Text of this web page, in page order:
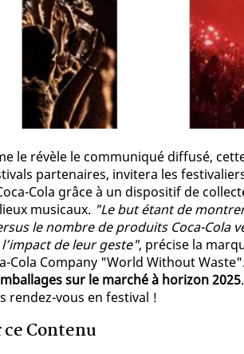
le révèle le communiqué diffusé,
partenaires, invitera les
Cola grâce à un dispositif de
musicaux. "Le but étant de
le nombre de produits Coca-Cola
l’impact de leur geste", précise la
Cola Company "World Without Waste".
sur le marché à horizon 2025
rendez-vous en festival !
Contenu